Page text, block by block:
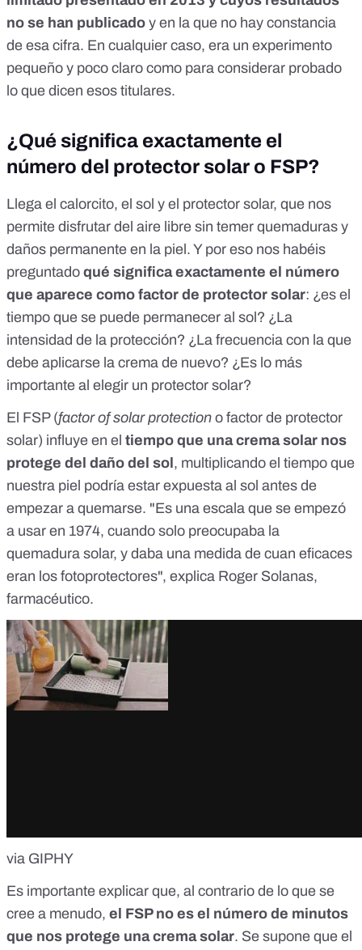
no se han publicado y en la que no hay constancia
de esa cifra. En cualquier caso, era un experimento
pequeño y poco claro como para considerar probado
lo que dicen esos titulares.
¿Qué significa exactamente el
número del protector solar o FSP?
Llega el calorcito, el sol y el protector solar, que nos
permite disfrutar del aire libre sin temer quemaduras y
daños permanente en la piel. Y por eso nos habéis
preguntado qué significa exactamente el número
que aparece como factor de protector solar: ¿es el
tiempo que se puede permanecer al sol? ¿La
intensidad de la protección? ¿La frecuencia con la que
debe aplicarse la crema de nuevo? ¿Es lo más
importante al elegir un protector solar?
El FSP (factor of solar protection o factor de protector
solar) influye en el tiempo que una crema solar nos
protege del daño del sol , multiplicando el tiempo que
nuestra piel podría estar expuesta al sol antes de
empezar a quemarse. "Es una escala que se empezó
a usar en 1974, cuando solo preocupaba la
quemadura solar, y daba una medida de cuan eficaces
eran los fotoprotectores", explica Roger Solanas,
farmacéutico.
via GIPHY
Es importante explicar que, al contrario de lo que se
cree a menudo, el FSP no es el número de minutos
que nos protege una crema solar. Se supone que el